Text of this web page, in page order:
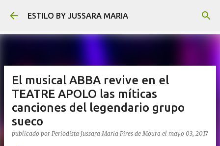
Ir al contenido principal
ESTILO BY JUSSARA MARIA
El musical ABBA revive en el
TEATRE APOLO las míticas
canciones del legendario grupo
sueco
publicado por Periodista Jussara Maria Pires de Moura el mayo 03, 2017